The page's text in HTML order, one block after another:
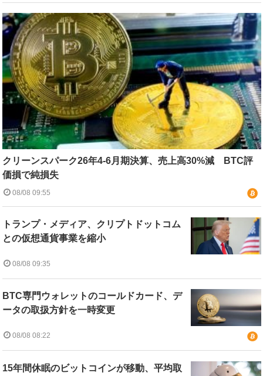
クリーンスパーク26年4-6月期決算、売上高30%減 BTC評
価損で純損失
08/08 09:55
トランプ・メディア、クリプトドットコム
との仮想通貨事業を縮小
08/08 09:35
BTC専門ウォレットのコールドカード、デ
ータの取扱方針を一時変更
08/08 08:22
15年間休眠のビットコインが移動、平均取